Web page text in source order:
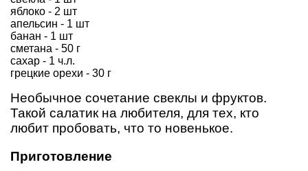
яблоко - 2 шт
апельсин - 1 шт
банан - 1 шт
сметана - 50 г
сахар - 1 ч.л.
грецкие орехи - 30 г
Необычное сочетание свеклы и фруктов.
Такой салатик на любителя, для тех, кто
любит пробовать, что то новенькое.
Приготовление